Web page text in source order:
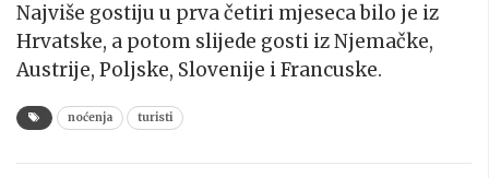
Najviše gostiju u prva četiri mjeseca bilo je iz
Hrvatske, a potom slijede gosti iz Njemačke,
Austrije, Poljske, Slovenije i Francuske.
noćenja turisti